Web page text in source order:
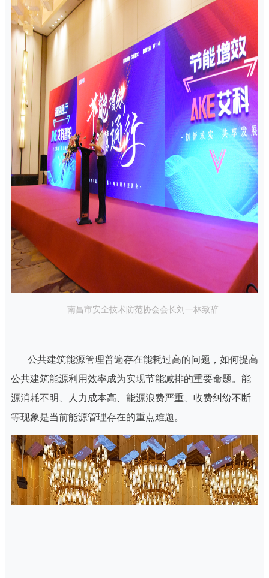
南昌市安全技术防范协会会长刘一林致辞
公共建筑能源管理普遍存在能耗过高的问题，如何提高
公共建筑能源利用效率成为实现节能减排的重要命题。 能
源消耗不明、人力成本高、能源浪费严重、收费纠纷不断
等现象是当前能源管理存在的重点难题。